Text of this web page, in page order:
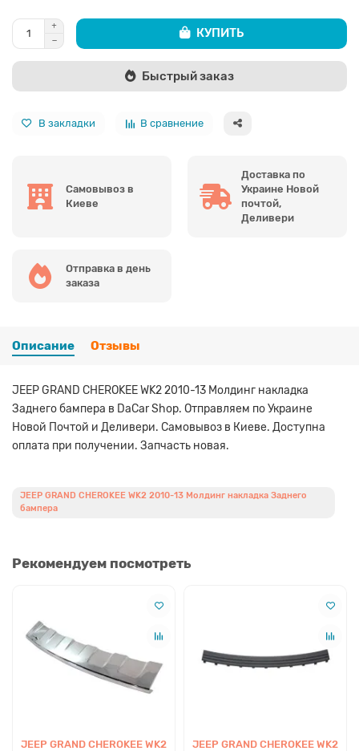
КУПИТЬ
Быстрый заказ
В закладки В сравнение
Самовывоз в
Киеве
Доставка по
Украине Новой
почтой,
Деливери
Отправка в день
заказа
Описание Отзывы
JEEP GRAND CHEROKEE WK2 2010-13 Молдинг накладка
Заднего бампера в DaCar Shop. Отправляем по Украине
Новой Почтой и Деливери. Самовывоз в Киеве. Доступна
оплата при получении. Запчасть новая.
JEEP GRAND CHEROKEE WK2 2010-13 Молдинг накладка Заднего
бампера
Рекомендуем посмотреть
JEEP GRAND CHEROKEE WK2
JEEP GRAND CHEROKEE WK2